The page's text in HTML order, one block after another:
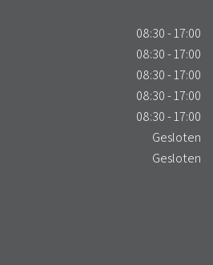
08:30 - 17:00
08:30 - 17:00
08:30 - 17:00
08:30 - 17:00
08:30 - 17:00
Gesloten
Gesloten